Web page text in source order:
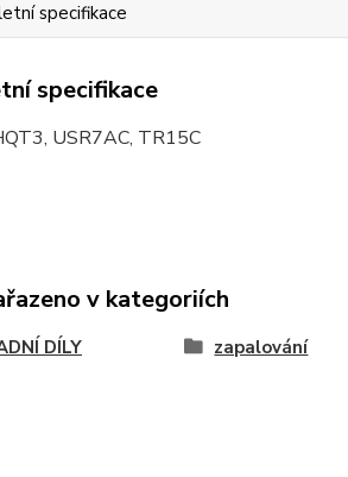
specifikace
specifikace
USR7AC, TR15C
v kategoriích
DÍLY zapalování